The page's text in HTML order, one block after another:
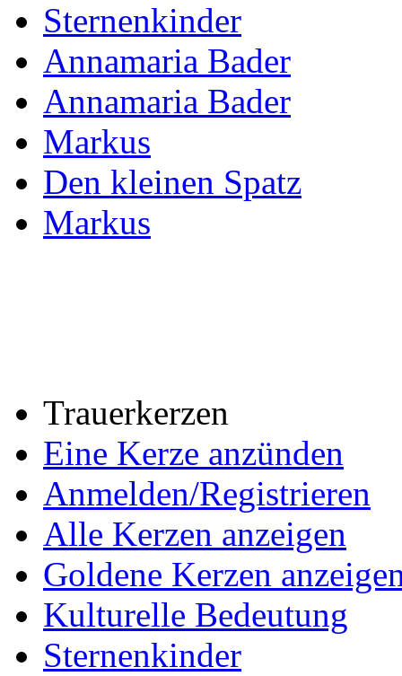
Sternenkinder
Annamaria Bader
Annamaria Bader
Markus
Den kleinen Spatz
Markus
Trauerkerzen
Eine Kerze anzünden
Anmelden/Registrieren
Alle Kerzen anzeigen
Goldene Kerzen
Kulturelle Bedeutung
Sternenkinder